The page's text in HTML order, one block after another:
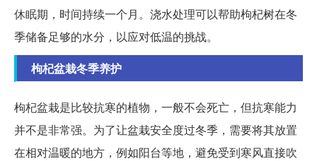
休眠期，时间持续一个月。浇水处理可以帮助枸杞树在冬
季储备足够的水分，以应对低温的挑战。
枸杞盆栽冬季养护
枸杞盆栽是比较抗寒的植物，一般不会死亡，但抗寒能力
并不是非常强。为了让盆栽安全度过冬季，需要将其放置
在相对温暖的地方，例如阳台等地，避免受到寒风直接吹